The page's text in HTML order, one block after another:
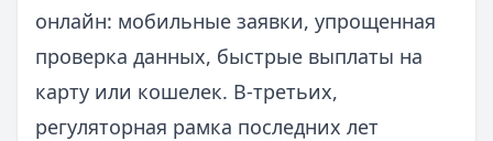
онлайн: мобильные заявки, упрощенная
проверка данных, быстрые выплаты на
карту или кошелек. В-третьих,
регуляторная рамка последних лет